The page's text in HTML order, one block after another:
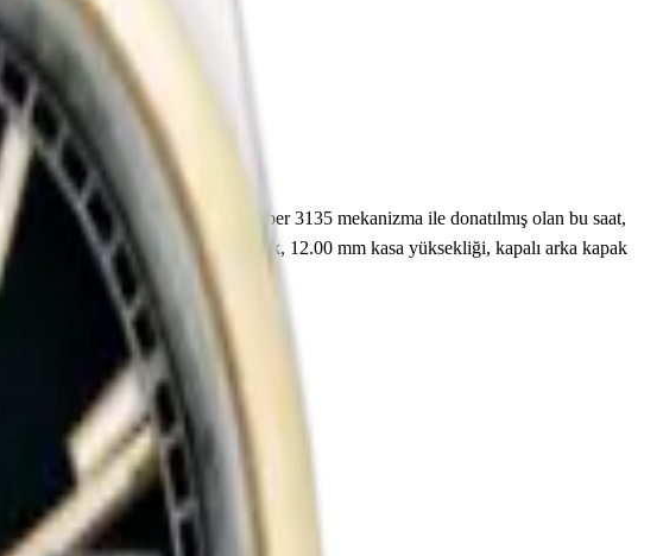
olarak belirlenmiştir. Rolex caliber 3135 mekanizma ile donatılmış olan bu saat,
100.00 m su geçirmezlik, 12.00 mm kasa yüksekliği, kapalı arka kapak